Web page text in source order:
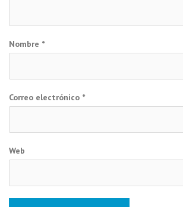
Nombre *
Correo electrónico *
Web